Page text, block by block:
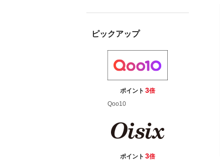
ピックアップ
ポイント 3倍
Qoo10
ポイント 3倍